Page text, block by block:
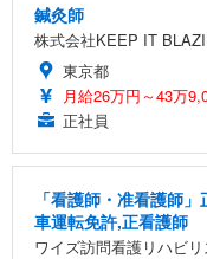
鍼灸師
株式会社KEEP IT
東京都
月給26万円～43万
正社員
「看護師・准看護師
車運転免許,正看護師
ワイズ訪問看護リハビ